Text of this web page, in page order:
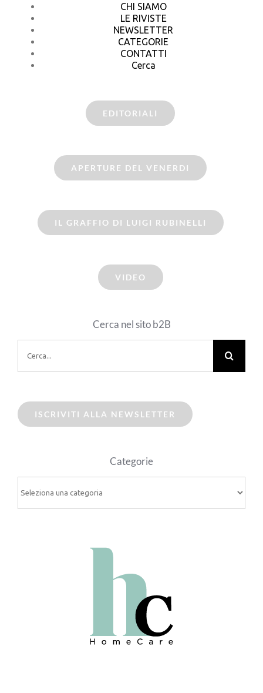
CHI SIAMO
LE RIVISTE
NEWSLETTER
CATEGORIE
CONTATTI
Cerca
EDITORIALI
APERTURE DEL VENERDI
IL GRAFFIO DI LUIGI RUBINELLI
VIDEO
Cerca nel sito b2B
per:
ISCRIVITI ALLA NEWSLETTER
Categorie